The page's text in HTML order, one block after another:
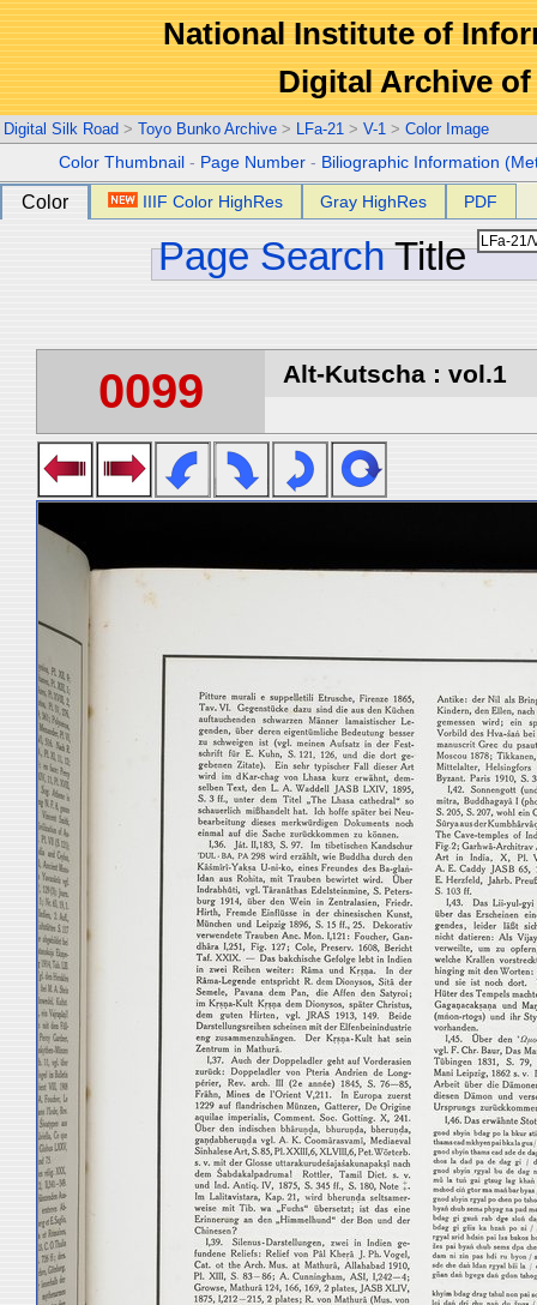
National Institute of
Digital Archive
Digital Silk Road > Toyo Bunko Archive > LFa-21 > V-1 > Color Image
Color Thumbnail - Page Number - Biliographic Information
Color IIIF Color HighRes Gray HighRes PDF
Page Search Title
0099 Alt-Kutscha : vol.1